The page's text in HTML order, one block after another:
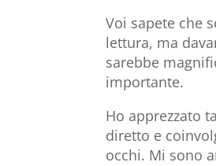
Voi sapete che
lettura, ma
sarebbe
importante.
Ho apprezzato
diretto e
occhi. Mi sono